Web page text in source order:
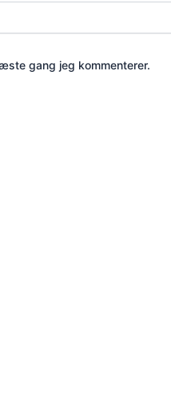
gang jeg kommenterer.